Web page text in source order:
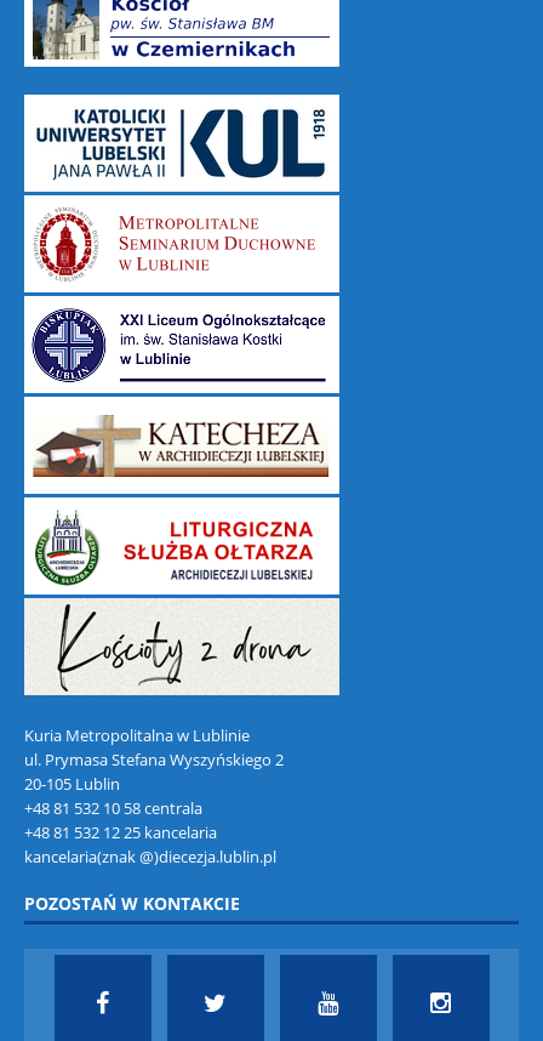
Kuria Metropolitalna w Lublinie
ul. Prymasa Stefana Wyszyńskiego 2
20-105 Lublin
+48 81 532 10 58 centrala
+48 81 532 12 25 kancelaria
kancelaria(znak @)diecezja.lublin.pl
POZOSTAŃ W KONTAKCIE